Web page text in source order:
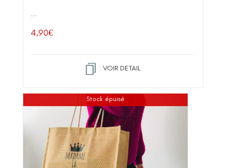
...
4,90€
VOIR DETAIL
Stock épuisé